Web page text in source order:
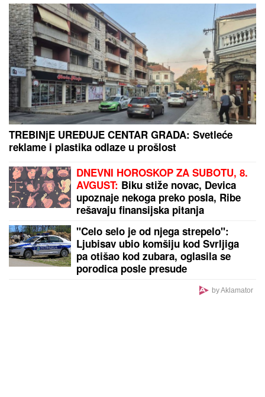
PRVA OBJAVA JELENE RADANOVIĆ
POSLE PRETNJI:
Daleko je od
Beograda, pokazala i gde se tačno
nalazi i sa kim
Hitno uključivanje Mustafe Durdžića u emisiju,
otkrio detalje video poziva sa Majom: "Mevlida je